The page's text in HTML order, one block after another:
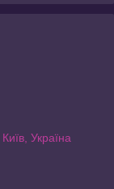
Україна